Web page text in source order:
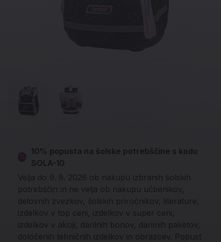
10% popusta na šolske potrebščine s kodo
SOLA-10
Velja do 9. 8. 2026 ob nakupu izbranih šolskih
potrebščin in ne velja ob nakupu učbenikov,
delovnih zvezkov, šolskih priročnikov, literature,
izdelkov v top ceni, izdelkov v super ceni,
izdelkov v akciji, darilnih bonov, darilnih paketov,
določenih tehničnih izdelkov in obrazcev. Popust